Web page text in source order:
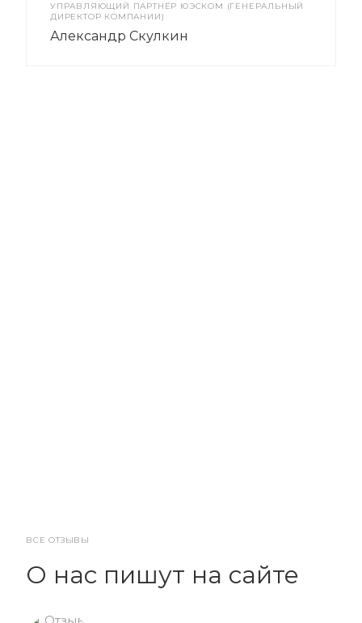
УПРАВЛЯЮЩИЙ ПАРТНЁР ЮЭСКОМ (ГЕНЕРАЛЬНЫЙ
ДИРЕКТОР КОМПАНИИ)
Александр Скулкин
ВСЕ ОТЗЫВЫ
О нас пишут на сайте